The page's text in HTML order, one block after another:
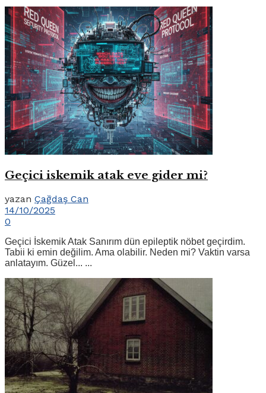
Geçici iskemik atak eve gider mi?
yazan Çağdaş Can
14/10/2025
0
Geçici İskemik Atak Sanırım dün epileptik nöbet geçirdim.
Tabii ki emin değilim. Ama olabilir. Neden mi? Vaktin varsa
anlatayım. Güzel... ...